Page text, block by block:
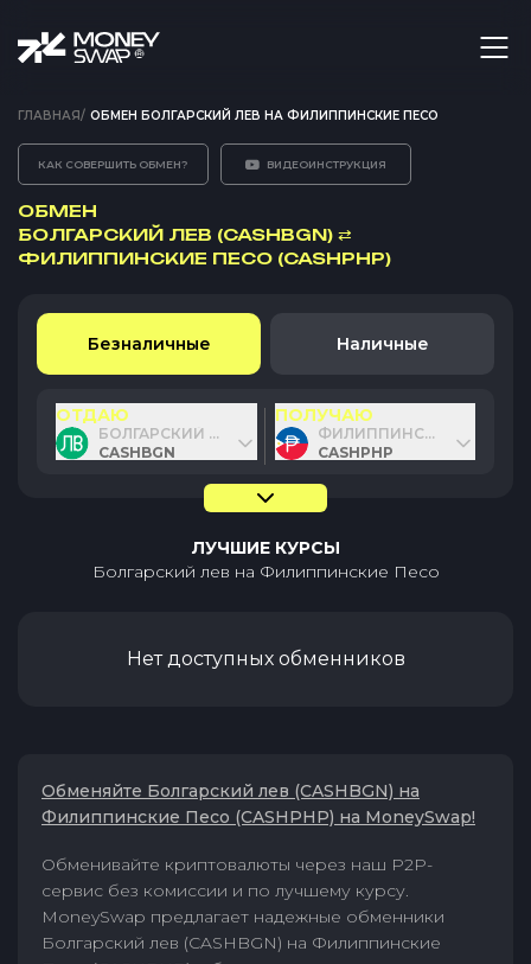
ГЛАВНАЯ/ ОБМЕН БОЛГАРСКИЙ ЛЕВ НА ФИЛИППИНСКИЕ ПЕСО
КАК СОВЕРШИТЬ ОБМЕН? ВИДЕОИНСТРУКЦИЯ
ОБМЕН
БОЛГАРСКИЙ ЛЕВ (CASHBGN) ⇄
ФИЛИППИНСКИЕ ПЕСО (CASHPHP)
Безналичные Наличные
ОТДАЮ
БОЛГАРСКИЙ ЛЕВ
CASHBGN
ПОЛУЧАЮ
ФИЛИППИНСКИЕ ПЕСО
CASHPHP
ЛУЧШИЕ КУРСЫ
Болгарский лев на Филиппинские Песо
Нет доступных обменников
Обменяйте Болгарский лев (CASHBGN) на
Филиппинские Песо (CASHPHP) на MoneySwap!
Обменивайте криптовалюты через наш P2P-
сервис без комиссии и по лучшему курсу.
MoneySwap предлагает надежные обменники
Болгарский лев (CASHBGN) на Филиппинские